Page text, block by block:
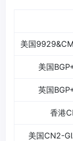
美国
美国
英国
香港
美国CN2-